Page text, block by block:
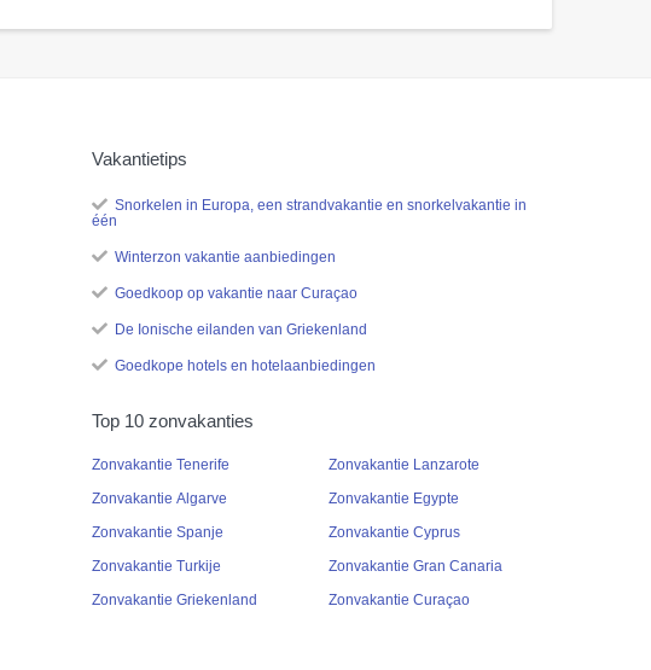
Vakantietips
Snorkelen in Europa, een strandvakantie en snorkelvakantie in
één
Winterzon vakantie aanbiedingen
Goedkoop op vakantie naar Curaçao
De Ionische eilanden van Griekenland
Goedkope hotels en hotelaanbiedingen
Top 10 zonvakanties
Zonvakantie Tenerife
Zonvakantie Algarve
Zonvakantie Spanje
Zonvakantie Turkije
Zonvakantie Griekenland
Zonvakantie Lanzarote
Zonvakantie Egypte
Zonvakantie Cyprus
Zonvakantie Gran Canaria
Zonvakantie Curaçao